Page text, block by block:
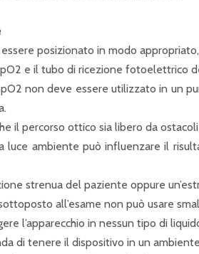
posizionato in modo
e il tubo di ricezione fotoelettrico
non deve essere utilizzato in un
il percorso ottico sia libero da
luce ambiente può influenzare il
strenua del paziente oppure
all’esame non può usare
l’apparecchio in nessun tipo di
di tenere il dispositivo in un